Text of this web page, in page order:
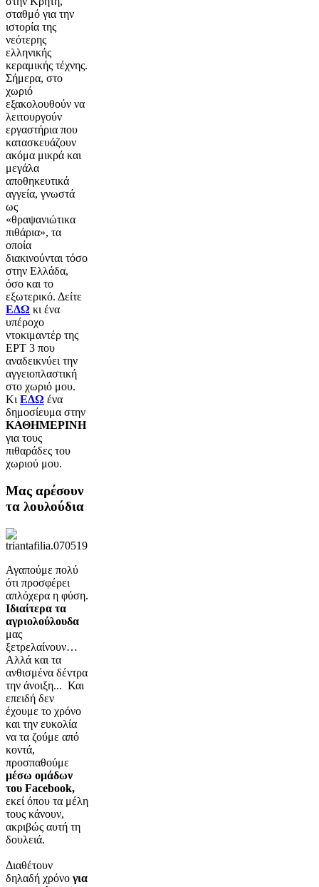
σταθμό για την
ιστορία της
νεότερης
ελληνικής
κεραμικής τέχνης.
Σήμερα, στο
χωριό
εξακολουθούν να
λειτουργούν
εργαστήρια που
κατασκευάζουν
ακόμα μικρά και
μεγάλα
αποθηκευτικά
αγγεία, γνωστά
ως
«θραψανιώτικα
πιθάρια», τα
οποία
διακινούνται τόσο
στην Ελλάδα,
όσο και το
εξωτερικό. Δείτε
ΕΔΩ κι ένα
υπέροχο
ντοκιμαντέρ της
ΕΡΤ 3 που
αναδεικνύει την
αγγειοπλαστική
στο χωριό μου.
Κι ΕΔΩ ένα
δημοσίευμα στην
ΚΑΘΗΜΕΡΙΝΗ
για τους
πιθαράδες του
χωριού μου.
Μας αρέσουν
τα λουλούδια
Αγαπούμε πολύ
ότι προσφέρει
απλόχερα η φύση.
Ιδιαίτερα τα
αγριολούλουδα
μας
ξετρελαίνουν…
Αλλά και τα
ανθισμένα δέντρα
την άνοιξη... Και
επειδή δεν
έχουμε το χρόνο
και την ευκολία
να τα ζούμε από
κοντά,
προσπαθούμε
μέσω ομάδων
του Facebook,
εκεί όπου τα μέλη
τους κάνουν,
ακριβώς αυτή τη
δουλειά.
Διαθέτουν
δηλαδή χρόνο για